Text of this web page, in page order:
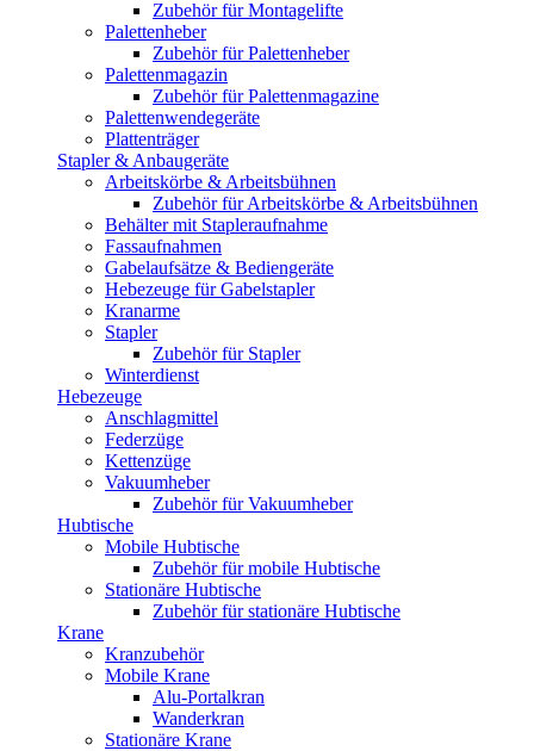
Zubehör für Montagelifte
Palettenheber
Zubehör für Palettenheber
Palettenmagazin
Zubehör für Palettenmagazine
Palettenwendegeräte
Plattenträger
Stapler & Anbaugeräte
Arbeitskörbe & Arbeitsbühnen
Zubehör für Arbeitskörbe & Arbeitsbühnen
Behälter mit Stapleraufnahme
Fassaufnahmen
Gabelaufsätze & Bediengeräte
Hebezeuge für Gabelstapler
Kranarme
Stapler
Zubehör für Stapler
Winterdienst
Hebezeuge
Anschlagmittel
Federzüge
Kettenzüge
Vakuumheber
Zubehör für Vakuumheber
Hubtische
Mobile Hubtische
Zubehör für mobile Hubtische
Stationäre Hubtische
Zubehör für stationäre Hubtische
Krane
Kranzubehör
Mobile Krane
Alu-Portalkran
Wanderkran
Stationäre Krane